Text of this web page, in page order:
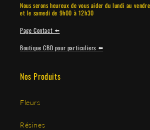
Nous serons heureux de vous aider du lundi au
et le samedi de 9h00 à 12h30
Page Contact ⬅️
Boutique CBD pour particuliers ⬅️
Nos Produits
Fleurs
Résines